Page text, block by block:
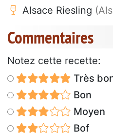
Alsace Riesling
Commentaires
Notez cette recette:
Très
Bon
Moyen
Bof